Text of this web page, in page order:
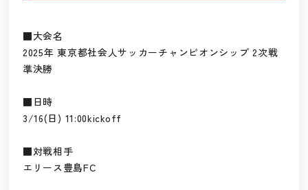
■大会名
2025年 東京都社会人サッカーチャンピオンシップ2次戦
準決勝
■日時
3/16(日) 11:00kickoff
■対戦相手
エリース豊島FC